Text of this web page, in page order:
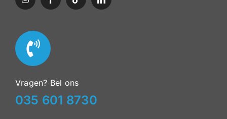
Vragen? Bel ons
035 601 8730